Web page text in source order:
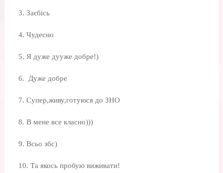
3. Заєбісь
4. Чудесно
5. Я дуже дууже добре!)
6. Дуже добре
7. Супер,живу,готуюся до ЗНО
8. В мене все класно)))
9. Всьо збс)
10. Та якось пробую виживати!